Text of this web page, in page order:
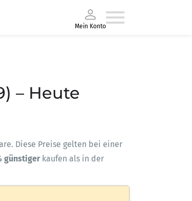
Mein Konto
– Heute
Diese Preise gelten bei einer
günstigerkaufen als in der